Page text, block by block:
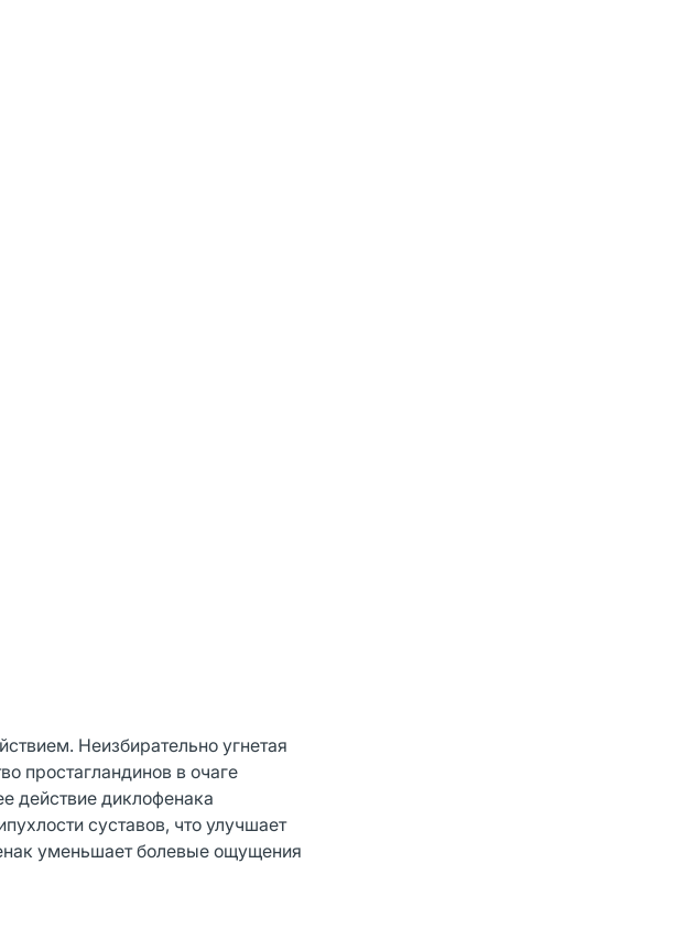
Неизбирательно угнетая
простагландинов в очаге
действие диклофенака
суставов, что улучшает
уменьшает болевые ощущения